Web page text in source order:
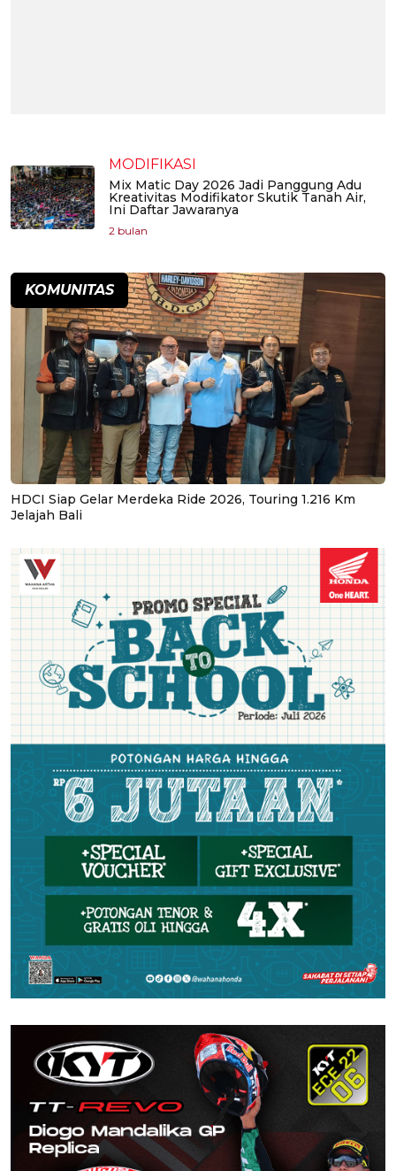
MODIFIKASI
Mix Matic Day 2026 Jadi Panggung Adu
Kreativitas Modifikator Skutik Tanah Air,
Ini Daftar Jawaranya
2 bulan
KOMUNITAS
HDCI Siap Gelar Merdeka Ride 2026, Touring 1.216 Km
Jelajah Bali